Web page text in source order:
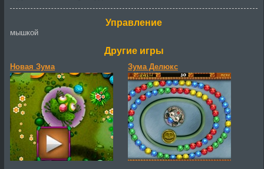
Управление
мышкой
Другие игры
Новая Зума Зума Делюкс